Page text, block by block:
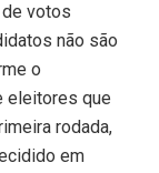
votos
não são
o
eleitores que
rodada,
em